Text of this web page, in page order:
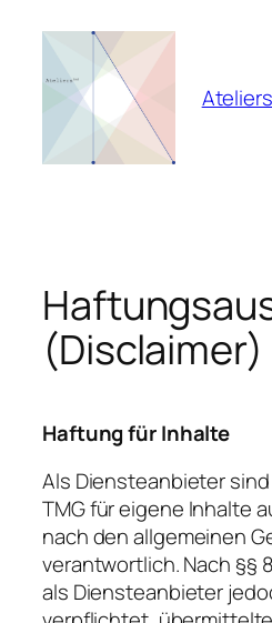
springen
(Disclaimer)
Haftung für Inhalte
Als Diensteanbieter sind
TMG für eigene Inhalte
nach den allgemeinen
verantwortlich. Nach §§
als Diensteanbieter